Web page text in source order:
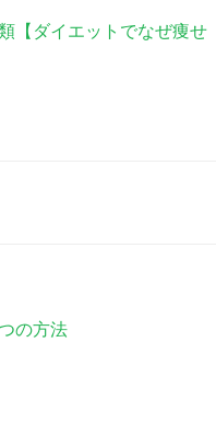
【ダイエットでなぜ痩せ
の方法